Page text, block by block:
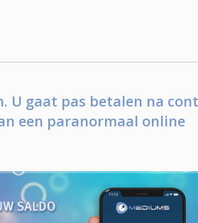
U gaat pas betalen na
een paranormaal online